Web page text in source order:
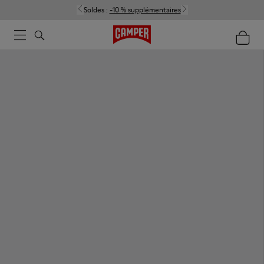
Soldes : -10 % supplémentaires